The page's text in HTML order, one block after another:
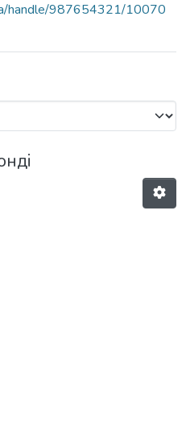
handle/987654321/10070